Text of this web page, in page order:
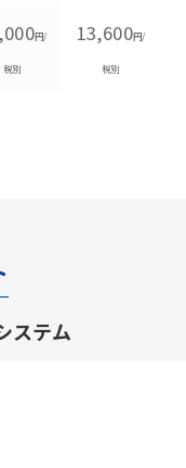
円/
税別
13,600円/
税別
ステム